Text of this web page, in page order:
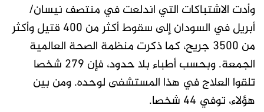
وأدت الاشتباكات التي اندلعت في منتصف نيسان/
أبريل في السودان إلى سقوط أكثر من 400 قتيل وأكثر
من 3500 جريح، كما ذكرت منظمة الصحة العالمية
الجمعة. وبحسب أطباء بلا حدود، فإن 279 شخصا
تلقوا العلاج في هذا المستشفى لوحده. ومن بين
هؤلاء، توفي 44 شخصا.